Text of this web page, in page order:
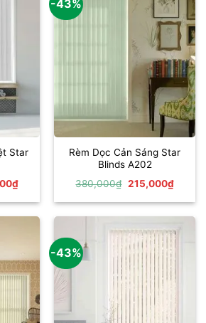
Star
₫Giá
hiện
tại
215,000₫.
-43%
Rèm Dọc Cản Sáng Star
Blinds A202
380,000₫ Giá
là:
215,000₫Giá
hiện
tại
-43%